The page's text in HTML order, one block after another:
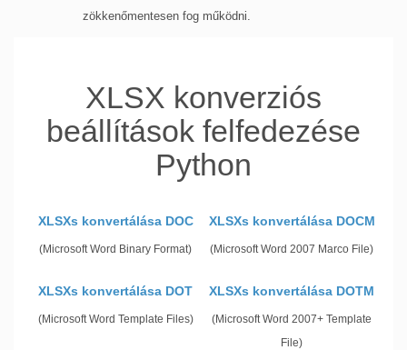
zökkenőmentesen fog működni.
XLSX konverziós
beállítások felfedezése
Python
XLSXs konvertálása DOC
(Microsoft Word Binary Format)
XLSXs konvertálása DOCM
(Microsoft Word 2007 Marco File)
XLSXs konvertálása DOT
(Microsoft Word Template Files)
XLSXs konvertálása DOTM
(Microsoft Word 2007+ Template
File)